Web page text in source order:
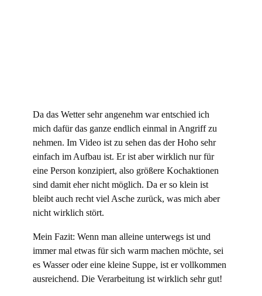
Da das Wetter sehr angenehm war entschied ich
mich dafür das ganze endlich einmal in Angriff zu
nehmen. Im Video ist zu sehen das der Hoho sehr
einfach im Aufbau ist. Er ist aber wirklich nur für
eine Person konzipiert, also größere Kochaktionen
sind damit eher nicht möglich. Da er so klein ist
bleibt auch recht viel Asche zurück, was mich aber
nicht wirklich stört.
Mein Fazit: Wenn man alleine unterwegs ist und
immer mal etwas für sich warm machen möchte, sei
es Wasser oder eine kleine Suppe, ist er vollkommen
ausreichend. Die Verarbeitung ist wirklich sehr gut!